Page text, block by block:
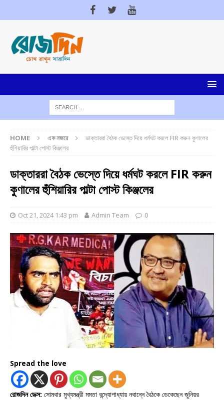
HOME এক নজরে
ডাক্তাররা বৈঠক ভেস্তে দিয়ে ধর্মঘট করলে FIR করুন কুণালের
হুঁশিয়ারির পাল্টা পোস্ট কিঞ্জলের
ডাক্তাররা বৈঠক ভেস্তে দিয়ে ধর্মঘট করলে FIR করুন
কুণালের হুঁশিয়ারির পাল্টা পোস্ট কিঞ্জলের
Oct 21, 2024 1:43 pm Admin Team 0
Spread the love
রোজদিন ডেক্স: সোমবার মুখ্যমন্ত্রী মমতা বন্দ্যোপাধ্যায় নবান্নে বৈঠকে ডেকেছেন জুনিয়র